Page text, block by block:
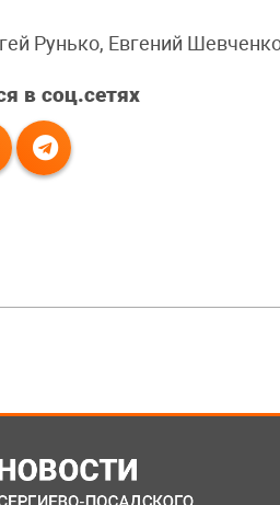
Рунько, Евгений
в соц.сетях